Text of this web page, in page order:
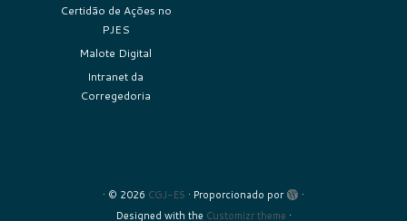
Certidão de Ações no
PJES
Malote Digital
Intranet da
Corregedoria
· © 2026 CGJ-ES · Proporcionado por
·
Designed with the Customizr theme ·